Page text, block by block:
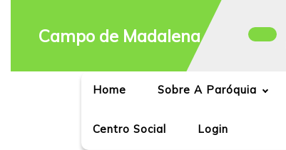
contentCampo de Madalena
Home Sobre A Paróquia
Centro Social Login